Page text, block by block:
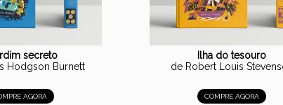
secreto
Hodgson Burnett
AGORA
Ilha do tesouro
de Robert Louis
COMPRE AGORA